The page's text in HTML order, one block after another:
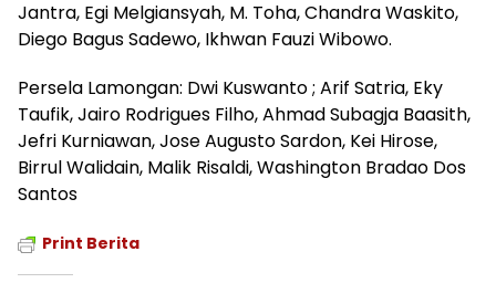
Jantra, Egi Melgiansyah, M. Toha, Chandra Waskito,
Diego Bagus Sadewo, Ikhwan Fauzi Wibowo.
Persela Lamongan: Dwi Kuswanto ; Arif Satria, Eky
Taufik, Jairo Rodrigues Filho, Ahmad Subagja Baasith,
Jefri Kurniawan, Jose Augusto Sardon, Kei Hirose,
Birrul Walidain, Malik Risaldi, Washington Bradao Dos
Santos
Print Berita